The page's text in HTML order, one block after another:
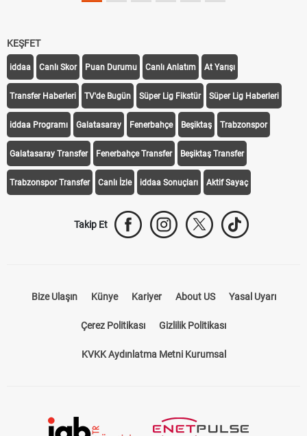
KEŞFET
iddaa Canlı Skor Puan Durumu Canlı Anlatım At Yarışı
Transfer Haberleri TV'de Bugün Süper Lig Fikstür Süper Lig Haberleri
iddaa Programı Galatasaray Fenerbahçe Beşiktaş Trabzonspor
Galatasaray Transfer Fenerbahçe Transfer Beşiktaş Transfer
Trabzonspor Transfer Canlı İzle iddaa Sonuçları Aktif Sayaç
Takip Et
Bize Ulaşın Künye Kariyer About US Yasal Uyarı
Çerez Politikası Gizlilik Politikası
KVKK Aydınlatma Metni Kurumsal